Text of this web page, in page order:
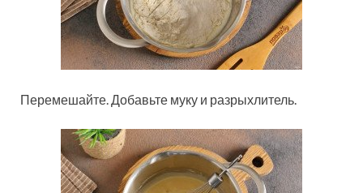
Перемешайте. Добавьте муку и разрыхлитель.